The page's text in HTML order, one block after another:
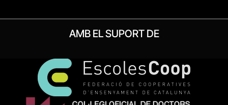
AMB EL SUPORT DE